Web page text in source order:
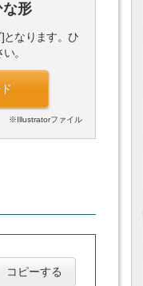
な形
となります。ひ
。
※Illustratorファイル
コピーする